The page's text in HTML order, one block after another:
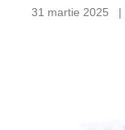
31 martie 2025 |